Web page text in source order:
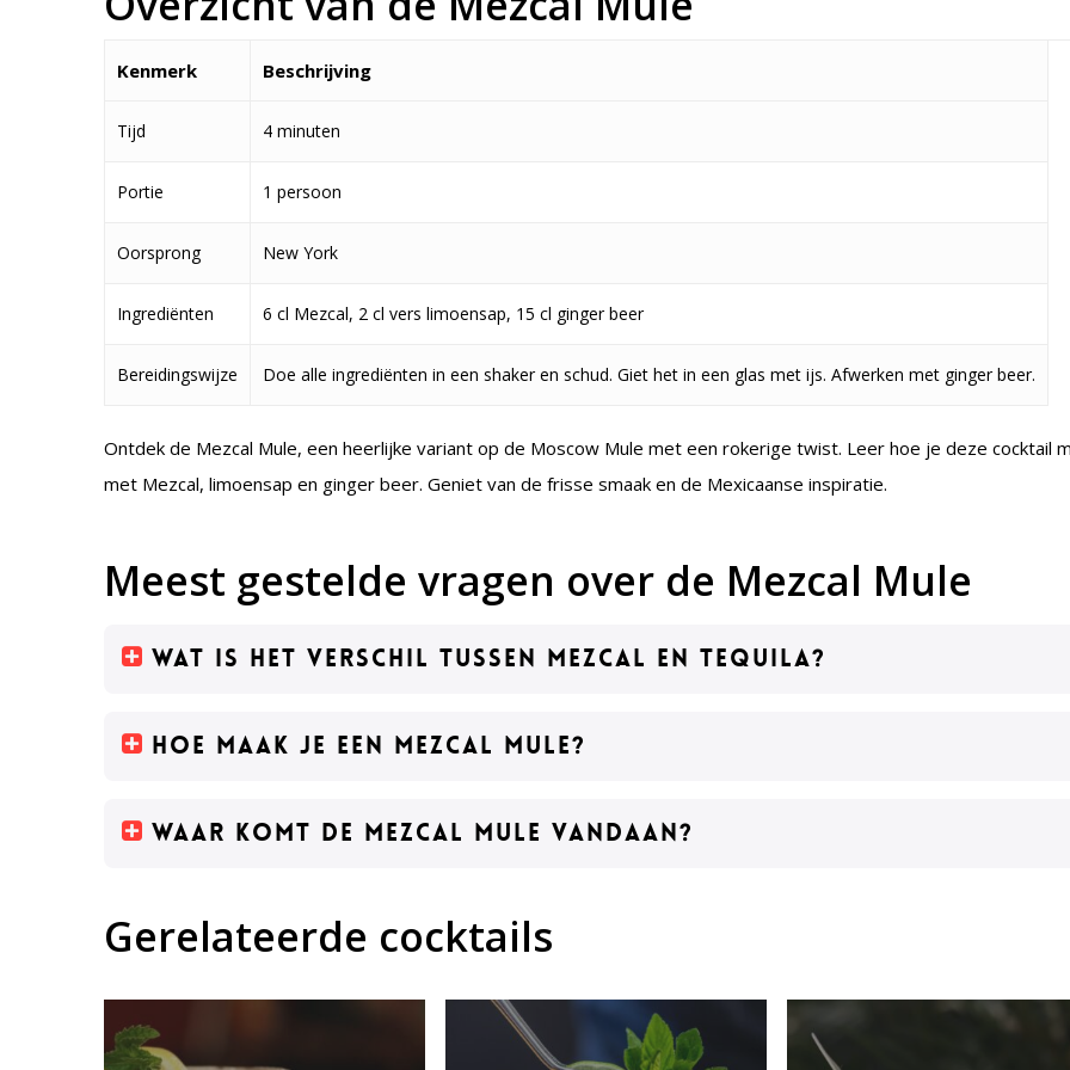
Kenmerk Beschrijving
Tijd 4 minuten
Portie 1 persoon
Oorsprong New York
Ingrediënten 6 cl Mezcal, 2 cl vers limoensap, 15 cl ginger beer
Bereidingswijze Doe alle ingrediënten in een shaker en schud. Giet het in een glas met ijs. Afwerken met ginger beer.
Ontdek de Mezcal Mule, een heerlijke variant op de Moscow Mule met een rokerige twist. Leer hoe je deze cocktail
met Mezcal, limoensap en ginger beer. Geniet van de frisse smaak en de Mexicaanse inspiratie.
Meest gestelde vragen over de Mezcal Mule
Wat is het verschil tussen Mezcal en Tequila?
Hoe maak je een Mezcal Mule?
Waar komt de Mezcal Mule vandaan?
Gerelateerde cocktails